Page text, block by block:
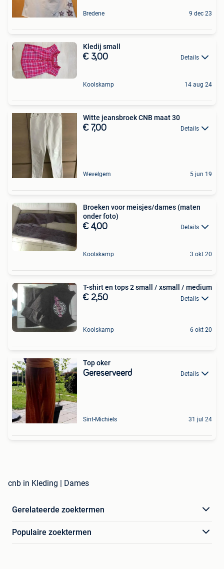
Bredene 9 dec 23
Kledij small
€ 3,00 Details
Koolskamp 14 aug 24
Witte jeansbroek CNB maat 30
€ 7,00 Details
Wevelgem 5 jun 19
Broeken voor meisjes/dames (maten
onder foto)
€ 4,00 Details
Koolskamp 3 okt 20
T-shirt en tops 2 small / xsmall / medium
€ 2,50 Details
Koolskamp 6 okt 20
Top oker
Gereserveerd Details
Sint-Michiels 31 jul 24
cnb in Kleding | Dames
Gerelateerde zoektermen
Populaire zoektermen